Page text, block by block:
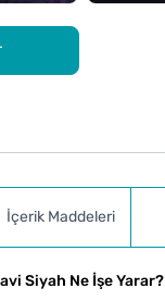
İçerik Maddeleri
Siyah Ne İşe Yarar?